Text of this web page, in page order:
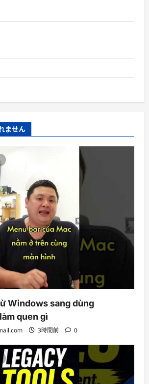
ません
Windows sang dùng
quen gì
3時間前 0